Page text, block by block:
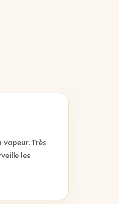
Très
les